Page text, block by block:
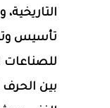
تأسيس
للصناعات
بين الحرف